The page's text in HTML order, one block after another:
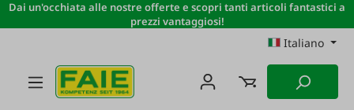
Passa al contenuto principale
Dai un'occhiata alle nostre offerte e scopri tanti articoli fantastici a
prezzi vantaggiosi!
Italiano